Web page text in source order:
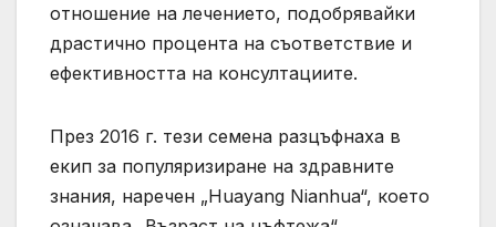
отношение на лечението, подобрявайки
драстично процента на съответствие и
ефективността на консултациите.
През 2016 г. тези семена разцъфнаха в
екип за популяризиране на здравните
знания, наречен „Huayang Nianhua“, което